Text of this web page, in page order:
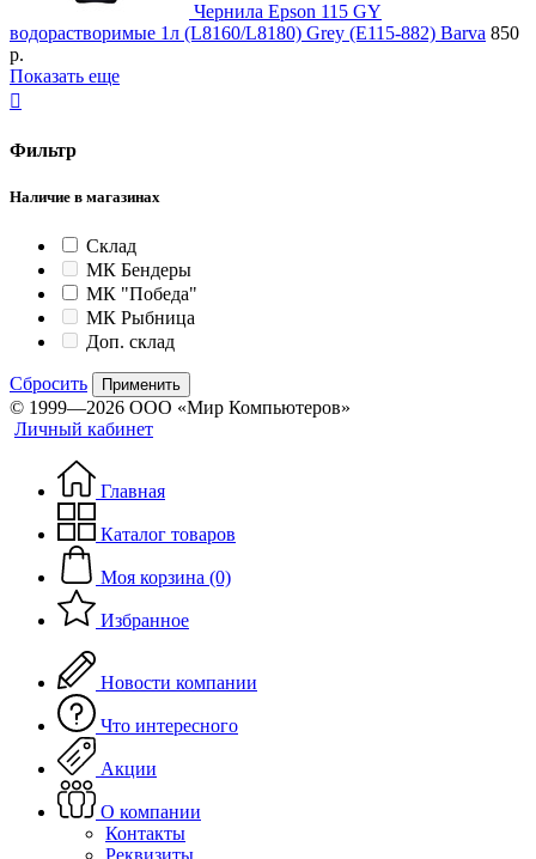
Чернила Epson 115 GY
водорастворимые 1л (L8160/L8180) Grey (E115-882) Barva 850
р.
Показать еще

Фильтр
Наличие в магазинах
Склад
МК Бендеры
МК "Победа"
МК Рыбница
Доп. склад
Сбросить Применить
© 1999—2026 ООО «Мир Компьютеров»
Личный кабинет
Главная
Каталог товаров
Моя корзина (0)
Избранное
Новости компании
Что интересного
Акции
О компании
Контакты
Реквизиты